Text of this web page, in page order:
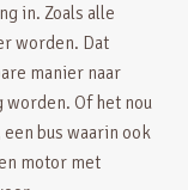
in. Zoals alle
worden. Dat
manier naar
worden. Of het nou
bus waarin ook
motor met